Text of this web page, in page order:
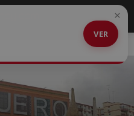
VER
×